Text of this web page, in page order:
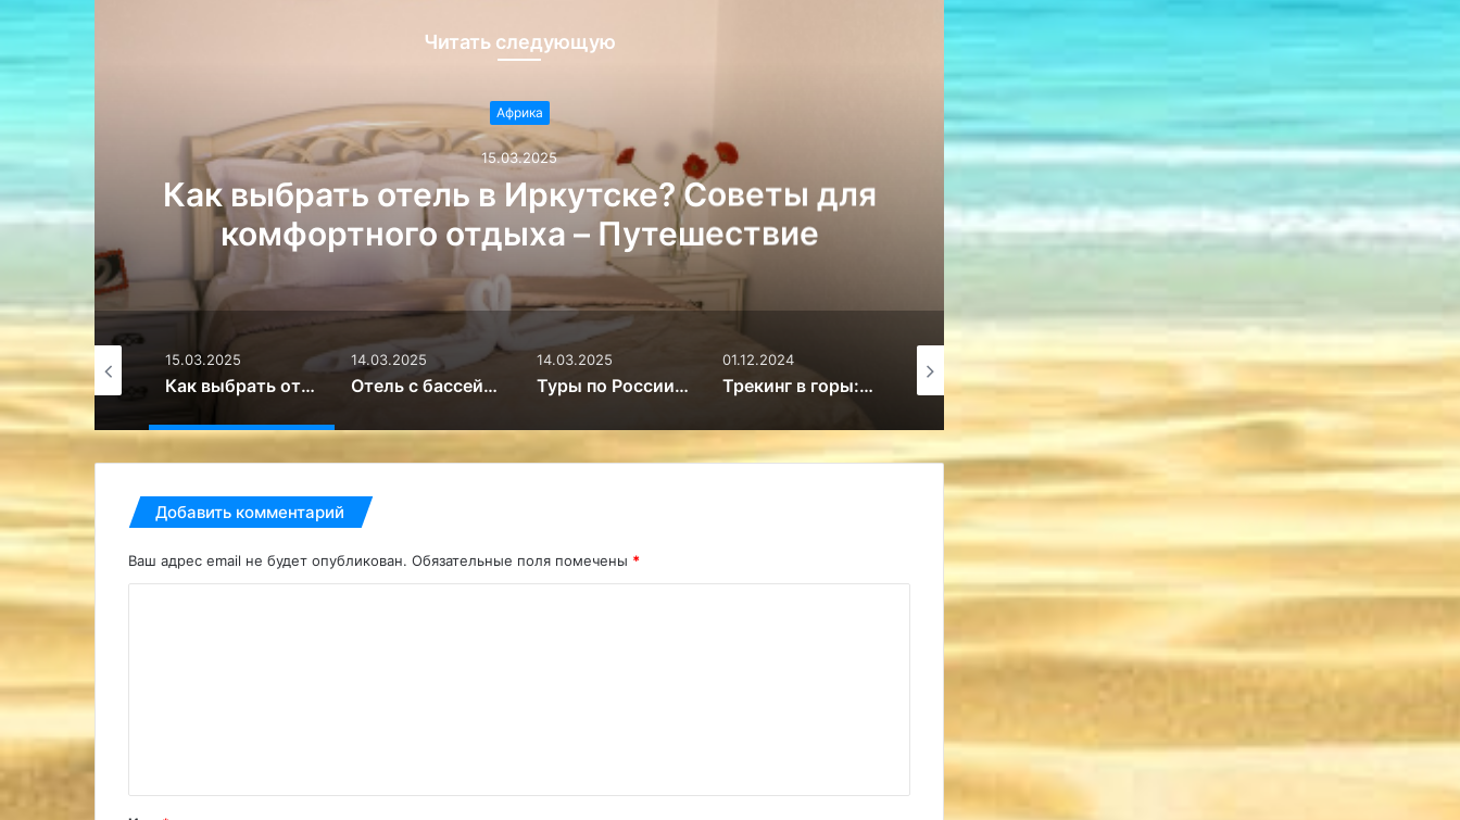
Читать следующую
Африка
15.03.2025
Как выбрать отель в Иркутске? Советы для
комфортного отдыха – Путешествие
14.03.2025
Отель с бассейном в
15.03.2025
Как выбрать отель в Иркутске? Советы для комфортного отдыха – Путешествие
14.03.2025
Отель с бассейном в Пересыпи – Путешествие
14.03.2025
Туры по России: Откройте многогранность родной земли – Путешествие
01.12.2024
Трекинг в горы: Кайлас, Эверест, Белуха, Эльбрус и др. – Путешествие
18.03.2025
Горные вершины: место силы и вдохновения – Путешествие
18.03.2025
Избыток или новое мировоззрение: почему дети перестали ценить игрушки – Путешествие
Добавить комментарий
Ваш адрес email не будет опубликован. Обязательные поля помечены *
т